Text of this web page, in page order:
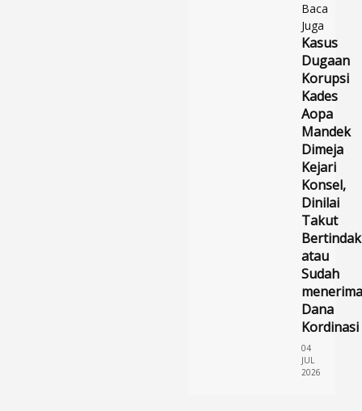
Baca
Juga
Kasus
Dugaan
Korupsi
Kades
Aopa
Mandek
Dimeja
Kejari
Konsel,
Dinilai
Takut
Bertindak
atau
Sudah
menerima
Dana
Kordinasi
04
JUL
2026